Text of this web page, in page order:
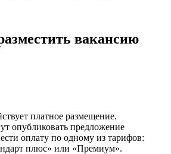
вакансию
платное размещение.
опубликовать предложение
оплату по одному из тарифов:
плюс» или «Премиум».